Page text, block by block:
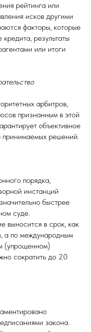
рейтинга или
исков другими
факторы, которые
результаты
или итоги
арбитров,
признанным в этой
объективное
принимаемых решений.
порядка,
инстанций
быстрее
суде.
выносится в срок, как
а по международным
(упрощенном)
сократить до 20
закона.